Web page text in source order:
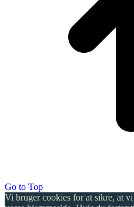
Go to Top
Vi bruger cookies for at sikre, at